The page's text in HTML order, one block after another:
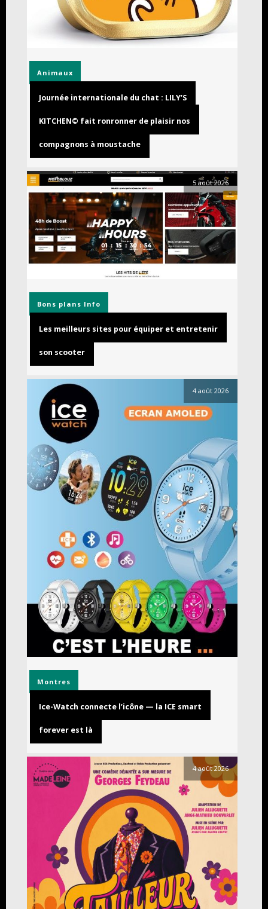
Animaux
Journée internationale du chat : LILY’S
KITCHEN© fait ronronner de plaisir nos
compagnons à moustache
5 août 2026
Bons plans Info
Les meilleurs sites pour équiper et entretenir
son scooter
4 août 2026
Montres
Ice-Watch connecte l’icône — la ICE smart
forever est là
4 août 2026